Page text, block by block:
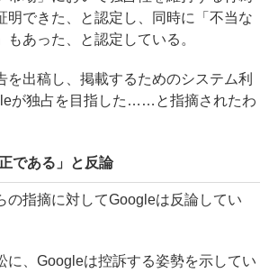
明できた、と認定し、同時に「不当な
もあった、と認定している。
を出稿し、掲載するためのシステム利
が独占を目指した……と指摘されたわ
である」と反論
の指摘に対してGoogleは反論してい
に、Googleは控訴する姿勢を示してい